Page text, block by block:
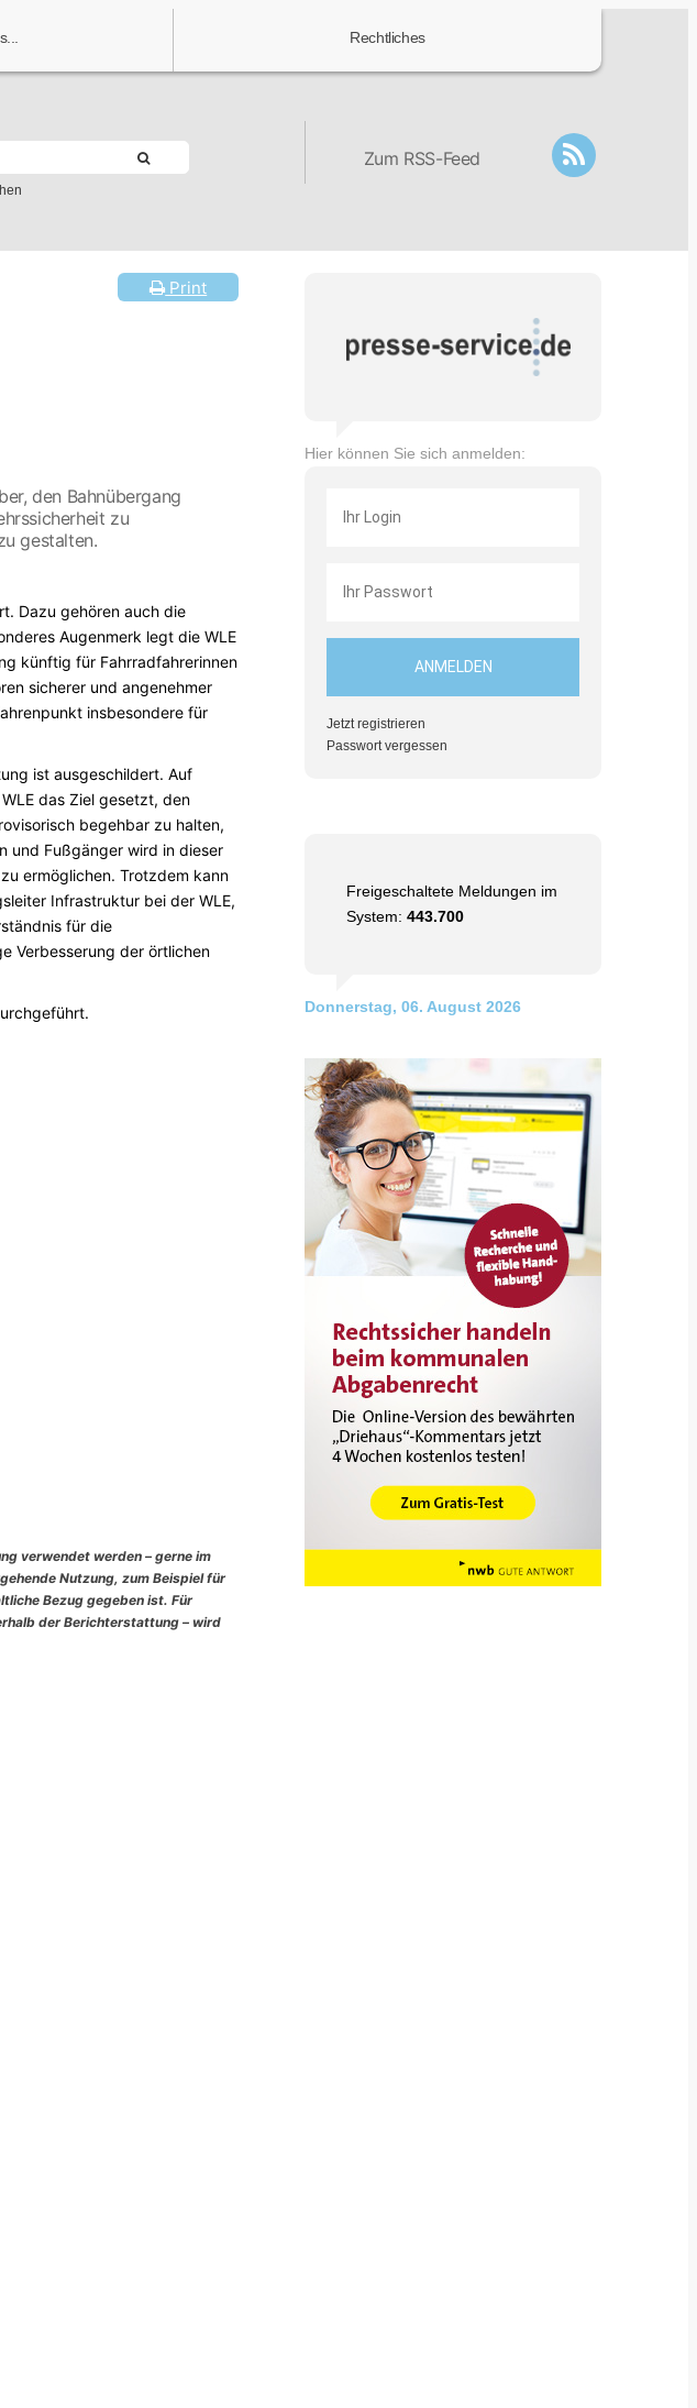
Rechtliches
Zum RSS-Feed
Print
den Bahnübergang
zu
gestalten.
Dazu gehören auch die
Augenmerk legt die WLE
künftig für Fahrradfahrerinnen
sicherer und angenehmer
insbesondere für
ist ausgeschildert. Auf
das Ziel gesetzt, den
begehbar zu halten,
und Fußgänger wird in dieser
ermöglichen. Trotzdem kann
Infrastruktur bei der WLE,
für die
Verbesserung der örtlichen
verwendet werden – gerne im
Nutzung, zum Beispiel für
Bezug gegeben ist. Für
der Berichterstattung – wird
Hier können Sie sich anmelden:
Jetzt registrieren
Passwort vergessen
Freigeschaltete Meldungen im
System: 443.700
Donnerstag, 06. August 2026